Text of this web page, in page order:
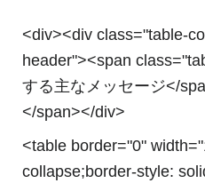
<div><div class="table-
header"><span
する主なメッセージ</
</span></div>
<table border="0"
collapse;border-style: